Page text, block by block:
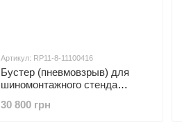
Артикул: RP11-8-11100416
Бустер (пневмовзрыв) для
шиномонтажного стенда
30 800 грн